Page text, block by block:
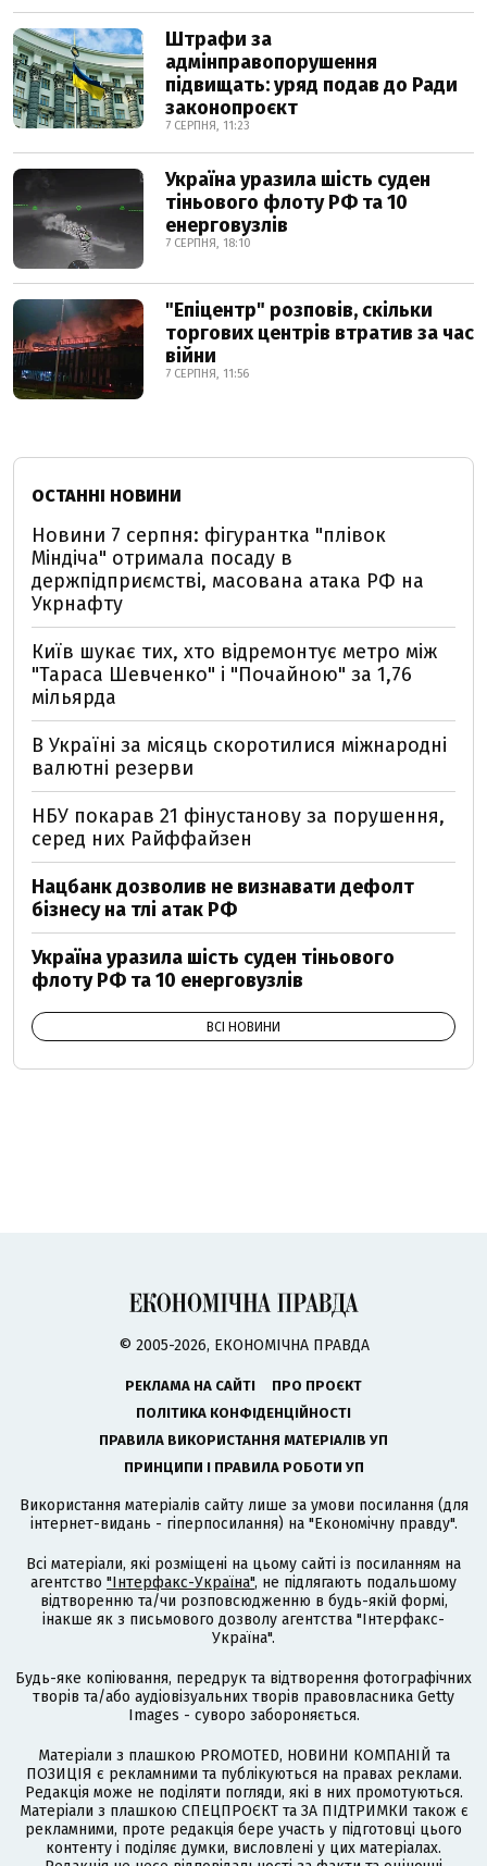
Штрафи за
адмінправопорушення
підвищать: уряд подав до Ради
законопроєкт
7 СЕРПНЯ, 11:23
Україна уразила шість суден
тіньового флоту РФ та 10
енерговузлів
7 СЕРПНЯ, 18:10
"Епіцентр" розповів, скільки
торгових центрів втратив за час
війни
7 СЕРПНЯ, 11:56
ОСТАННІ НОВИНИ
Новини 7 серпня: фігурантка "плівок
Міндіча" отримала посаду в
держпідприємстві, масована атака РФ на
Укрнафту
Київ шукає тих, хто відремонтує метро між
"Тараса Шевченко" і "Почайною" за 1,76
мільярда
В Україні за місяць скоротилися міжнародні
валютні резерви
НБУ покарав 21 фінустанову за порушення,
серед них Райффайзен
Нацбанк дозволив не визнавати дефолт
бізнесу на тлі атак РФ
Україна уразила шість суден тіньового
флоту РФ та 10 енерговузлів
ВСІ НОВИНИ
© 2005-2026, ЕКОНОМІЧНА ПРАВДА
РЕКЛАМА НА САЙТІ
ПРО ПРОЄКТ
ПОЛІТИКА КОНФІДЕНЦІЙНОСТІ
ПРАВИЛА ВИКОРИСТАННЯ МАТЕРІАЛІВ УП
ПРИНЦИПИ І ПРАВИЛА РОБОТИ УП
Використання матеріалів сайту лише за умови посилання (для
інтернет-видань - гіперпосилання) на "Економічну правду".
Всі матеріали, які розміщені на цьому сайті із посиланням на
агентство "Інтерфакс-Україна", не підлягають подальшому
відтворенню та/чи розповсюдженню в будь-якій формі,
інакше як з письмового дозволу агентства "Інтерфакс-
Україна".
Будь-яке копіювання, передрук та відтворення фотографічних
творів та/або аудіовізуальних творів правовласника Getty
Images - суворо забороняється.
Матеріали з плашкою PROMOTED, НОВИНИ КОМПАНІЙ та
ПОЗИЦІЯ є рекламними та публікуються на правах реклами.
Редакція може не поділяти погляди, які в них промотуються.
Матеріали з плашкою СПЕЦПРОЄКТ та ЗА ПІДТРИМКИ також є
рекламними, проте редакція бере участь у підготовці цього
контенту і поділяє думки, висловлені у цих матеріалах.